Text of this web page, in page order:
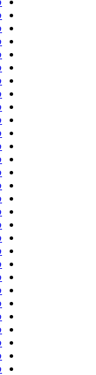
فرزاد
فرزاد
فرزاد
فرزاد
فرزاد
فرزاد
فرزاد
فرزاد
فرزاد
فرزین
فرشاد
فرشاد
فرشاد
فرشید
فرشید
فرشید
فرهاد
فرهاد
فرهاد
فرهاد
فرهاد
فرید
فرید
فرید
فریدون
فریدون